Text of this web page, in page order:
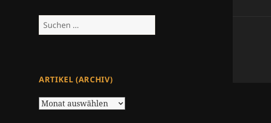
Suchen
nach:
ARTIKEL (ARCHIV)
Artikel